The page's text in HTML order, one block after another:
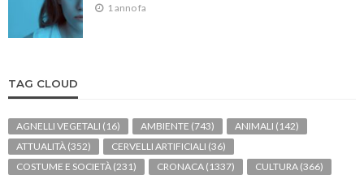
1 anno fa
TAG CLOUD
AGNELLI VEGETALI (16) AMBIENTE (743) ANIMALI (142)
ATTUALITÀ (352) CERVELLI ARTIFICIALI (36)
COSTUME E SOCIETÀ (231) CRONACA (1337) CULTURA (366)